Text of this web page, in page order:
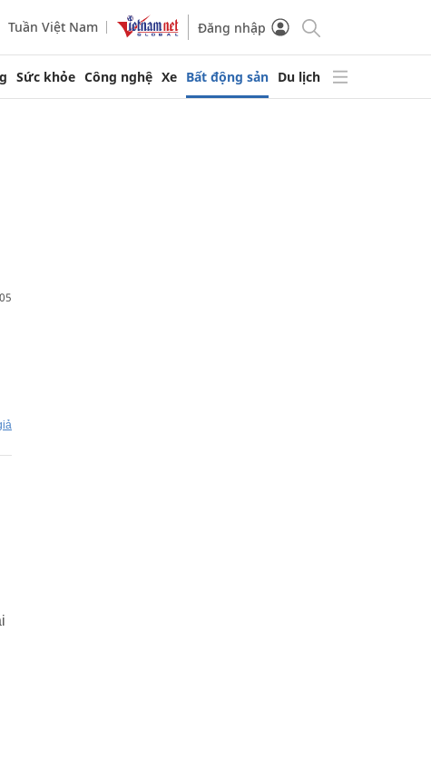
Tuần Việt Nam Đăng nhập
Sức khỏe Công nghệ Xe Bất động sản Du lịch